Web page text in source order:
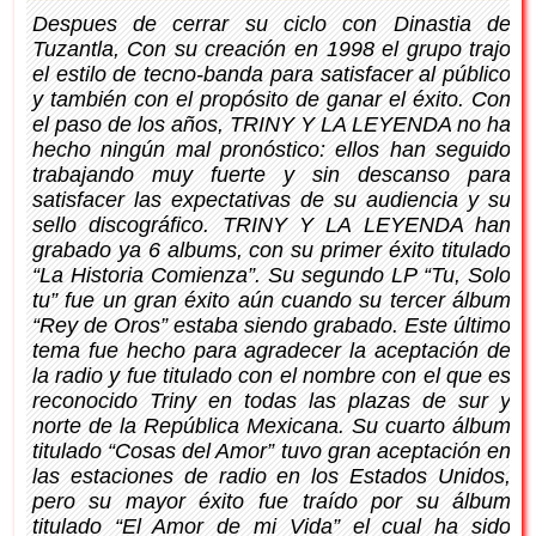
Despues de cerrar su ciclo con Dinastia de
Tuzantla, Con su creación en 1998 el grupo trajo
el estilo de tecno-banda para satisfacer al público
y también con el propósito de ganar el éxito. Con
el paso de los años, TRINY Y LA LEYENDA no ha
hecho ningún mal pronóstico: ellos han seguido
trabajando muy fuerte y sin descanso para
satisfacer las expectativas de su audiencia y su
sello discográfico. TRINY Y LA LEYENDA han
grabado ya 6 albums, con su primer éxito titulado
“La Historia Comienza”. Su segundo LP “Tu, Solo
tu” fue un gran éxito aún cuando su tercer álbum
“Rey de Oros” estaba siendo grabado. Este último
tema fue hecho para agradecer la aceptación de
la radio y fue titulado con el nombre con el que es
reconocido Triny en todas las plazas de sur y
norte de la República Mexicana. Su cuarto álbum
titulado “Cosas del Amor” tuvo gran aceptación en
las estaciones de radio en los Estados Unidos,
pero su mayor éxito fue traído por su álbum
titulado “El Amor de mi Vida” el cual ha sido